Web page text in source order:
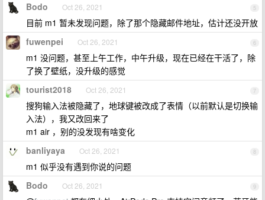
5
Bodo Oct 26, 2021
目前 m1 暂未发现问题，除了那个隐藏邮件地址，估计还没开放
6
fuwenpei Oct 26, 2021
m1 没问题，甚至上午工作，中午升级，现在已经在干活了，除
了换了壁纸，没升级的感觉
7
tourist2018 Oct 26, 2021
搜狗输入法被隐藏了，地球键被改成了表情（以前默认是切换输
入法），我又改回来了
m1 air ，别的没发现有啥变化
8
banliyaya Oct 26, 2021
m1 似乎没有遇到你说的问题
9
Bodo Oct 26, 2021